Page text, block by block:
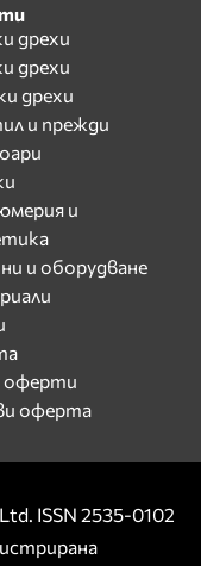
дрехи
дрехи
дрехи
и прежди
и
и оборудване
оферти
оферта
ISSN 2535-0102